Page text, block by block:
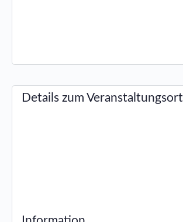
Details zum Veranstaltungsort